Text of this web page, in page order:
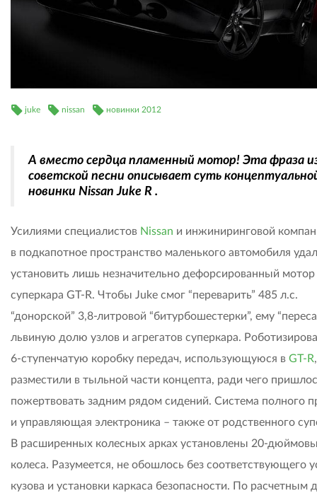
juke nissan новинки 2012
А вместо сердца пламенный мотор! Эта фраза
советской песни описывает суть
новинки Nissan Juke R .
Усилиями специалистов Nissan и инжиниринговой
в подкапотное пространство маленького автомобиля
установить лишь незначительно дефорсированный мотор
суперкара GT-R. Чтобы Juke смог “переварить” 485 л.с.
“донорской” 3,8-литровой “битурбошестерки”, ему
львиную долю узлов и агрегатов суперкара.
6-ступенчатую коробку передач, использующуюся в GT-R,
разместили в тыльной части концепта, ради чего
пожертвовать задним рядом сидений. Система полного
и управляющая электроника – также от родственного
В расширенных колесных арках установлены 20-
колеса. Разумеется, не обошлось без соответствующего
кузова и установки каркаса безопасности. По расчетным